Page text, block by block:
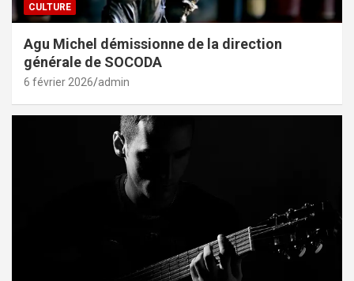
CULTURE
Agu Michel démissionne de la direction
générale de SOCODA
6 février 2026 admin